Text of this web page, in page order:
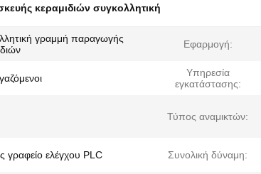
κεραμιδιών συγκολλητική
γραμμή παραγωγής
Εφαρμογή:
Υπηρεσία
εγκατάστασης:
Τύπος αναμικτών:
γραφείο ελέγχου PLC Συνολική δύναμη: